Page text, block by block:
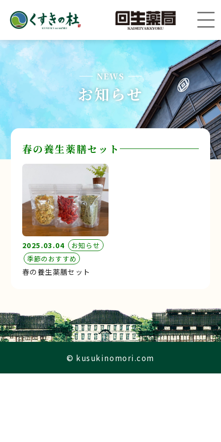
NEWS
お知らせ
春の養生薬膳セット
2025.03.04
お知らせ
季節のおすすめ
春の養生薬膳セット
© kusukinomori.com